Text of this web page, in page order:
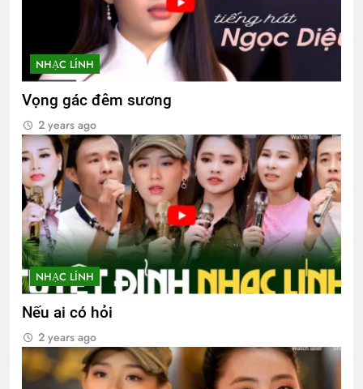
NHẠC LÍNH
Vọng gác đêm sương
2 years ago
NHẠC LÍNH
Nếu ai có hỏi
2 years ago